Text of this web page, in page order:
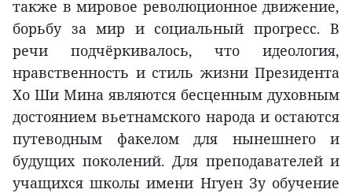
также в мировое революционное движение,
борьбу за мир и социальный прогресс. В
речи подчёркивалось, что идеология,
нравственность и стиль жизни Президента
Хо Ши Мина являются бесценным духовным
достоянием вьетнамского народа и остаются
путеводным факелом для нынешнего и
будущих поколений. Для преподавателей и
учащихся школы имени Нгуен Зу обучение